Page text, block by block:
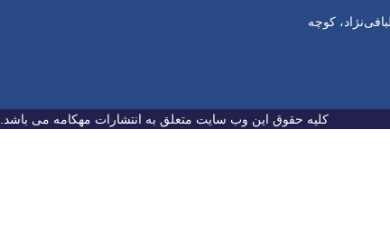
کوچه
کلیه حقوق این وب سایت متعلق به انتشارات مهکامه می باشد.